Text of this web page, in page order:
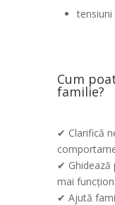
Cum
familie?
✔ Clarifică
✔ Ghidează
mai
✔ Ajută